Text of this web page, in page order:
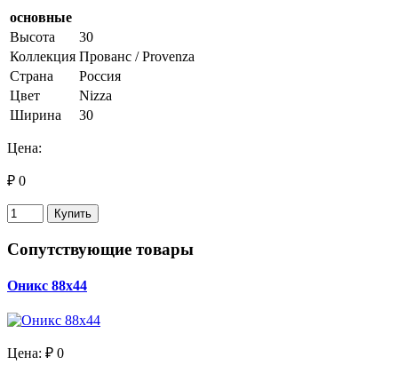
основные
Высота
30
Коллекция Прованс / Provenza
Страна
Россия
Цвет
Nizza
Ширина
30
Цена:
₽ 0
Купить
Сопутствующие товары
Оникс 88х44
Цена: ₽ 0